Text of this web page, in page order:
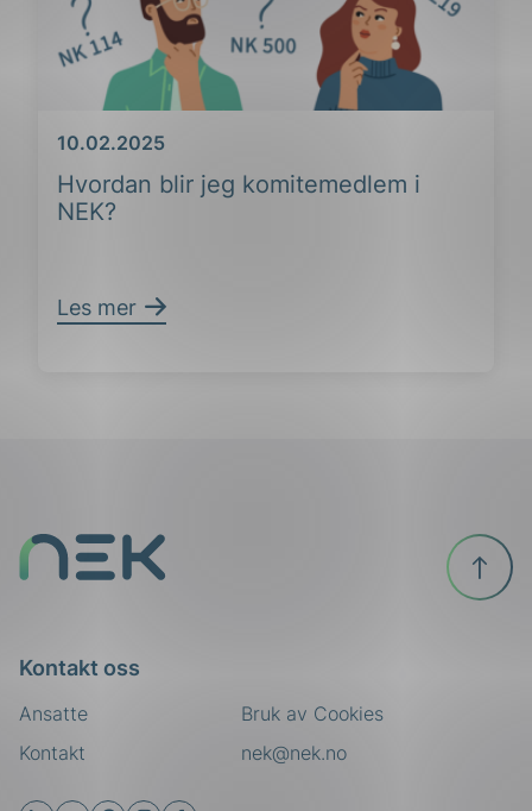
Hvordan blir jeg komitemedlem i
NEK?
Dato
10.02.2025
Les mer
Kontakt oss
Ansatte
nek@nek.no
Kontakt
Bruk av Cookies
Til
toppen